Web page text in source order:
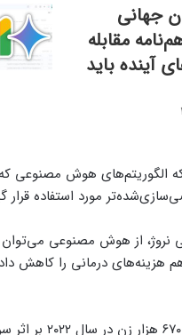
جهانی
مقابله
آینده باید
هوش مصنوعی که
مورد استفاده قرار
از هوش مصنوعی
هم هزینه‌های درمانی را کاهش
بنا به گزارش